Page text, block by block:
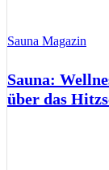
Sauna Magazin
Sauna:
über das